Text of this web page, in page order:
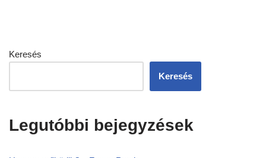
Keresés
Keresés
Legutóbbi bejegyzések